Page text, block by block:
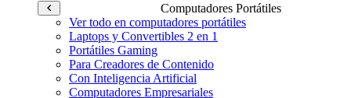
Computadores Portátiles
Ver todo en computadores portátiles
Laptops y Convertibles 2 en 1
Portátiles Gaming
Para Creadores de Contenido
Con Inteligencia Artificial
Computadores Empresariales